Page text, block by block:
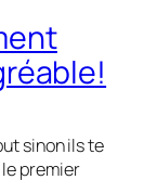
sinon ils te
premier